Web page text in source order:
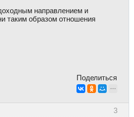
направлением и
таким образом отношения
Поделиться
3